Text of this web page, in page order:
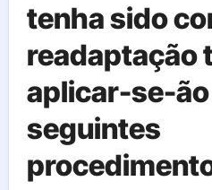
tenha sido
readaptação
aplicar-se-
seguintes